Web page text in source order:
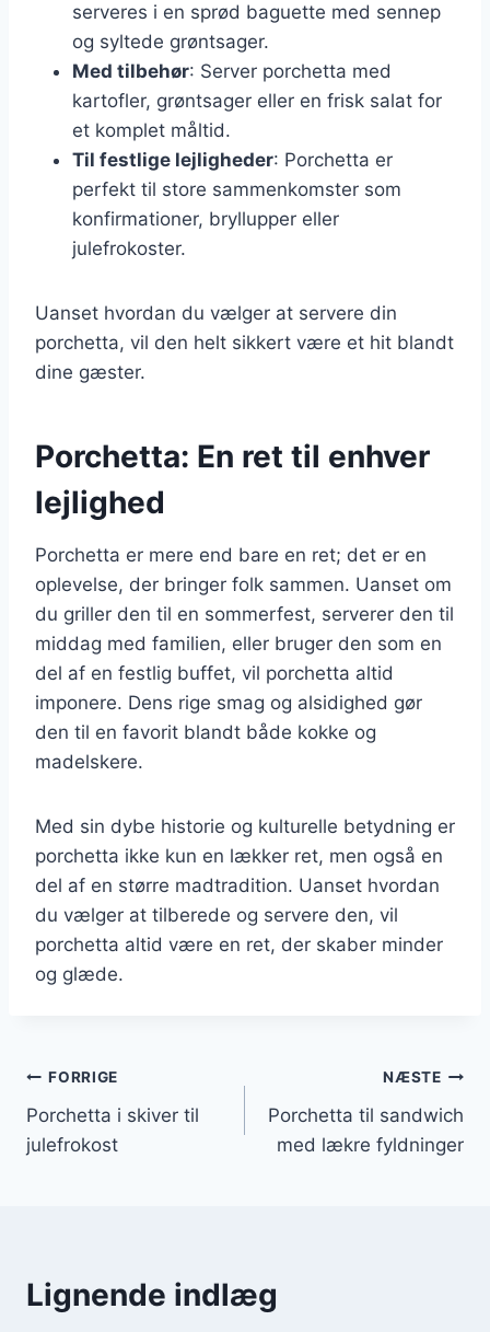
serveres i en sprød baguette med sennep
og syltede grøntsager.
Med tilbehør: Server porchetta med
kartofler, grøntsager eller en frisk salat for
et komplet måltid.
Til festlige lejligheder: Porchetta er
perfekt til store sammenkomster som
konfirmationer, bryllupper eller
julefrokoster.
Uanset hvordan du vælger at servere din
porchetta, vil den helt sikkert være et hit blandt
dine gæster.
Porchetta: En ret til enhver
lejlighed
Porchetta er mere end bare en ret; det er en
oplevelse, der bringer folk sammen. Uanset om
du griller den til en sommerfest, serverer den til
middag med familien, eller bruger den som en
del af en festlig buffet, vil porchetta altid
imponere. Dens rige smag og alsidighed gør
den til en favorit blandt både kokke og
madelskere.
Med sin dybe historie og kulturelle betydning er
porchetta ikke kun en lækker ret, men også en
del af en større madtradition. Uanset hvordan
du vælger at tilberede og servere den, vil
porchetta altid være en ret, der skaber minder
og glæde.
Indlægsnavigation
FORRIGE
Porchetta i skiver til
julefrokost
NÆSTE
Porchetta til sandwich
med lækre fyldninger
Lignende indlæg